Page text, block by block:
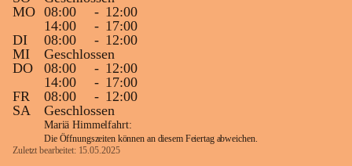
MO 08:00 - 12:00
14:00
- 17:00
DI
08:00 - 12:00
MI
Geschlossen
DO
08:00 - 12:00
14:00
- 17:00
FR
08:00 - 12:00
SA
Geschlossen
Mariä Himmelfahrt:
Die Öffnungszeiten können an diesem Feiertag abweichen.
Zuletzt bearbeitet: 15.05.2025